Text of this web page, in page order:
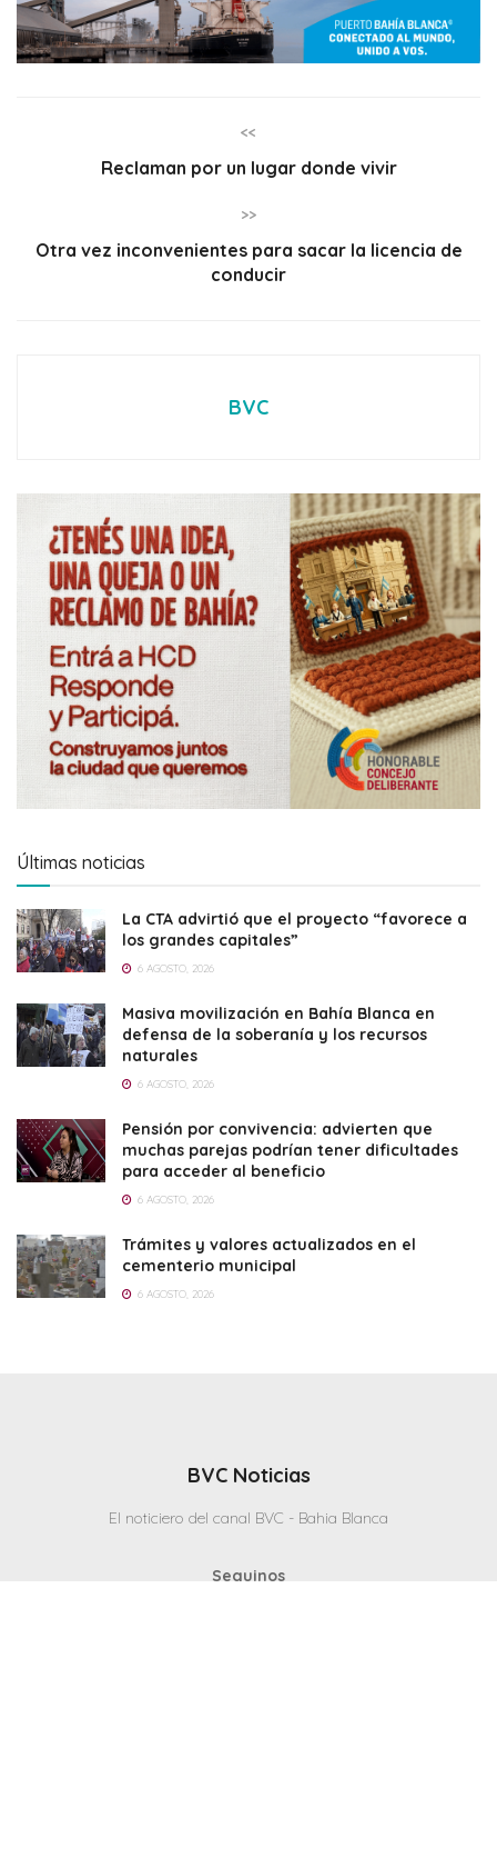
<<
Reclaman por un lugar donde vivir
>>
Otra vez inconvenientes para sacar la licencia de
conducir
BVC
Últimas noticias
La CTA advirtió que el proyecto “favorece a
los grandes capitales”
6 AGOSTO, 2026
Masiva movilización en Bahía Blanca en
defensa de la soberanía y los recursos
naturales
6 AGOSTO, 2026
Pensión por convivencia: advierten que
muchas parejas podrían tener dificultades
para acceder al beneficio
6 AGOSTO, 2026
Trámites y valores actualizados en el
cementerio municipal
6 AGOSTO, 2026
BVC Noticias
El noticiero del canal BVC - Bahia Blanca
Seguinos